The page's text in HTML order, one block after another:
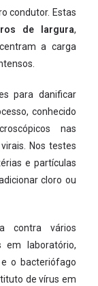
condutor. Estas
de largura,
a carga
para danificar
conhecido
nas
Nos testes
e partículas
cloro ou
contra vários
em laboratório,
e o bacteriófago
de vírus em